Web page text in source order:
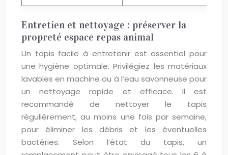
Entretien et nettoyage : préserver la
propreté espace repas animal
Un tapis facile à entretenir est essentiel pour
une hygiène optimale. Privilégiez les matériaux
lavables en machine ou à l’eau savonneuse pour
un nettoyage rapide et efficace. Il est
recommandé de nettoyer le tapis
régulièrement, au moins une fois par semaine,
pour éliminer les débris et les éventuelles
bactéries. Selon l’état du tapis, un